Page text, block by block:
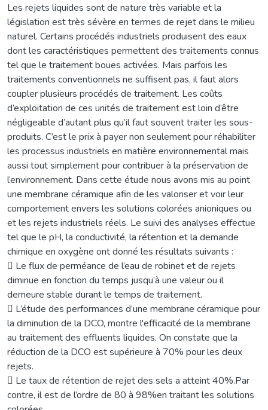
Les rejets liquides sont de nature très variable et la
législation est très sévère en termes de rejet dans le milieu
naturel. Certains procédés industriels produisent des eaux
dont les caractéristiques permettent des traitements connus
tel que le traitement boues activées. Mais parfois les
traitements conventionnels ne suffisent pas, il faut alors
coupler plusieurs procédés de traitement. Les coûts
d’exploitation de ces unités de traitement est loin d’être
négligeable d’autant plus qu’il faut souvent traiter les sous-
produits. C’est le prix à payer non seulement pour réhabiliter
les processus industriels en matière environnemental mais
aussi tout simplement pour contribuer à la préservation de
l’environnement. Dans cette étude nous avons mis au point
une membrane céramique afin de les valoriser et voir leur
comportement envers les solutions colorées anioniques ou
et les rejets industriels réels. Le suivi des analyses effectue
tel que le pH, la conductivité, la rétention et la demande
chimique en oxygène ont donné les résultats suivants :
 Le flux de perméance de l’eau de robinet et de rejets
diminue en fonction du temps jusqu’à une valeur ou il
demeure stable durant le temps de traitement.
 L’étude des performances d’une membrane céramique pour
la diminution de la DCO, montre l'efficacité de la membrane
au traitement des effluents liquides. On constate que la
réduction de la DCO est supérieure à 70% pour les deux
rejets.
 Le taux de rétention de rejet des sels a atteint 40%.Par
contre, il est de l’ordre de 80 à 98%en traitant les solutions